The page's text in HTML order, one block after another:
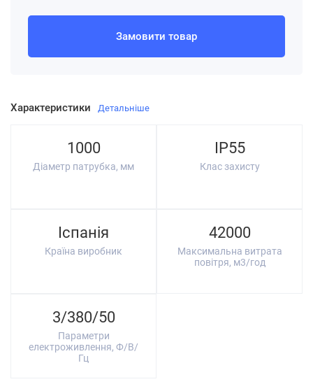
Характеристики Детальніше
1000
Діаметр патрубка, мм
IP55
Клас захисту
Іспанія
Країна виробник
42000
Максимальна витрата
повітря, м3/год
3/380/50
Параметри
електроживлення, Ф/В/
Гц
Замовити товар